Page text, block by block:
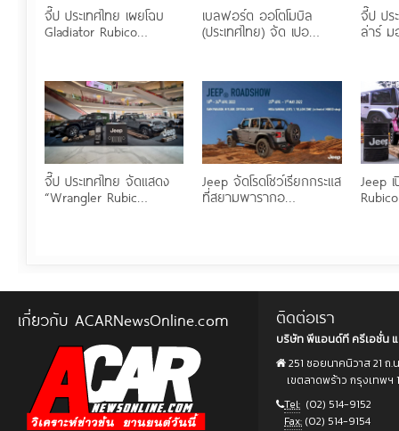
จี๊ป ประเทศไทย เผยโฉบ
Gladiator Rubico…
เบลฟอร์ต ออโตโมบิล
(ประเทศไทย) จัด เปอ…
จี๊ป ปร
ล่าร์ ม
จี๊ป ประเทศไทย จัดแสดง
“Wrangler Rubic…
Jeep จัดโรดโชว์เรียกกระแส
ที่สยามพารากอ…
Jeep
เกี่ยวกับ ACARNewsOnline.com ติดต่อเรา
บริษัท พีแอนด์ที ครีเอชั่น
251 ซอยนาคนิวาส 21 ถ
เขตลาดพร้าว กรุงเทพฯ
Tel: (02) 514-9152
Fax: (02) 514-9154